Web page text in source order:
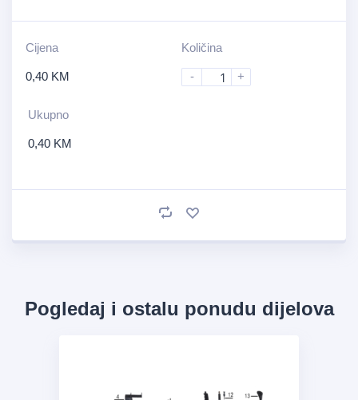
Cijena
0,40 KM
Količina
- +
Ukupno
0,40 KM
Pogledaj i ostalu ponudu dijelova